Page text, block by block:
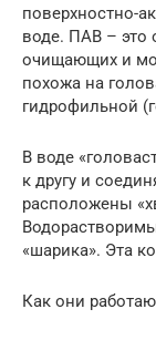
поверхностно-
воде. ПАВ –
очищающих и
похожа на
гидрофильной
В воде
к другу и
расположены
«шарика». Эта
Как они